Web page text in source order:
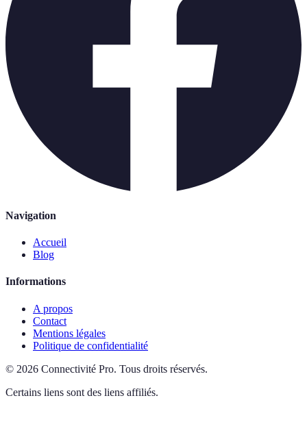
Navigation
Accueil
Blog
Informations
A propos
Contact
Mentions légales
Politique de confidentialité
© 2026 Connectivité Pro. Tous droits réservés.
Certains liens sont des liens affiliés.